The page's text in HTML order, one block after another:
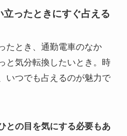
ったときにすぐ占える
たとき、通勤電車のなか
と気分転換したいとき。時
いつでも占えるのが魅力で
との目を気にする必要もあ